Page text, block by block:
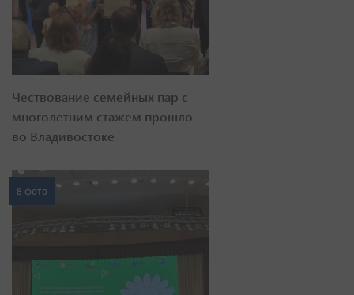
Чествование семейных пар с
многолетним стажем прошло
во Владивостоке
8 фото